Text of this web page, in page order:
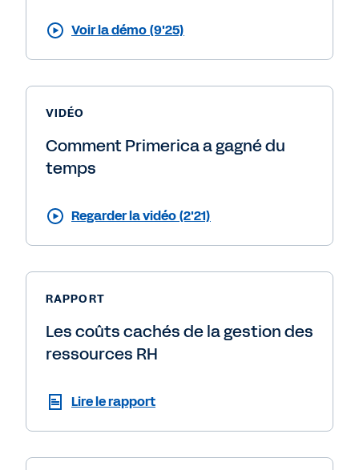
Voir la démo (9'25)
VIDÉO
Comment Primerica a gagné du
temps
Regarder la vidéo (2'21)
RAPPORT
Les coûts cachés de la gestion des
ressources RH
Lire le rapport